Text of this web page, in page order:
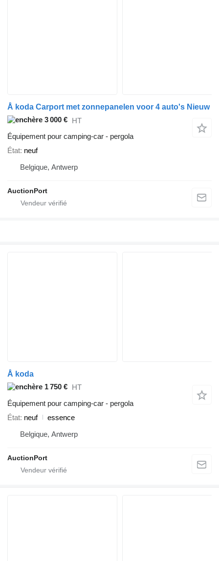
Å koda Carport met zonnepanelen voor 4 auto's Nieuw
3 000 € HT
Équipement pour camping-car - pergola
État neuf
Belgique, Antwerp
AuctionPort
Å koda
1 750 € HT
Équipement pour camping-car - pergola
État neuf
essence
Belgique, Antwerp
AuctionPort